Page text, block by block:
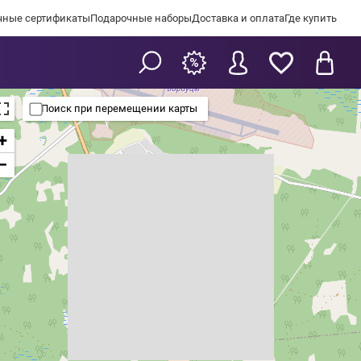
сертификатыПодарочные наборыДоставка и оплатаГде купить
Поиск при перемещении карты